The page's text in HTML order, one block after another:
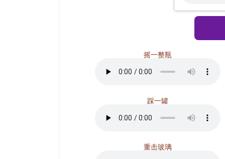
摇一整瓶
踩一罐
重击玻璃